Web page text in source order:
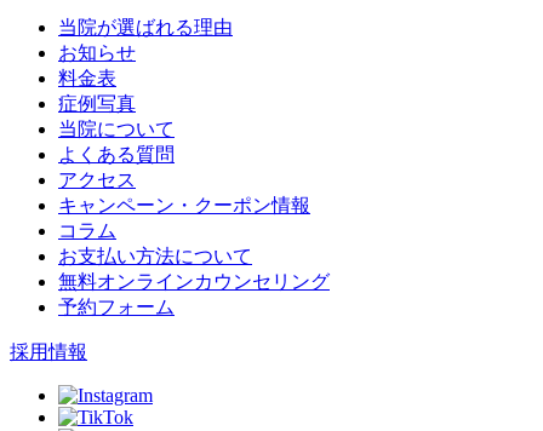
当院が選ばれる理由
お知らせ
料金表
症例写真
当院について
よくある質問
アクセス
キャンペーン・クーポン情報
コラム
お支払い方法について
無料オンラインカウンセリング
予約フォーム
採用情報